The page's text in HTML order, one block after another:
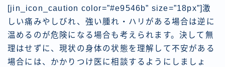
[jin_icon_caution color=”#e9546b” size=”18px”]激
しい痛みやしびれ、強い腫れ・ハリがある場合は逆に
温めるのが危険になる場合も考えられます。決して無
理はせずに、現状の身体の状態を理解して不安がある
場合には、かかりつけ医に相談するようにしましょ